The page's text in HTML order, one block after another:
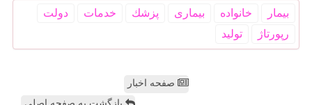
بیمار خانواده بیماری پزشك خدمات
دولت
رپورتاژ
تولید
صفحه اخبار